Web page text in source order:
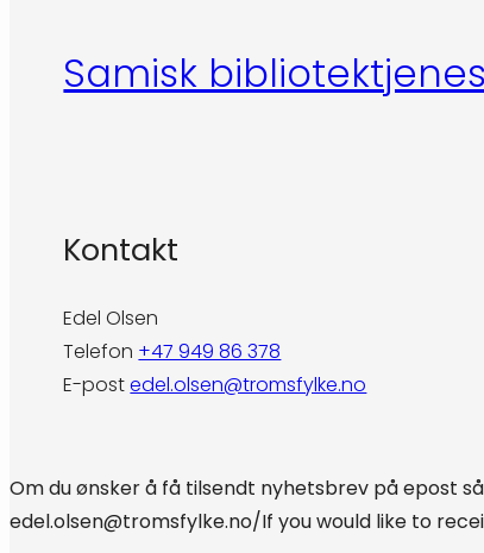
Samisk
Kontakt
Edel Olsen
Telefon +47 949 86 378
E-postedel.olsen@tromsfylke.no
Om du ønsker å få tilsendt nyhetsbrev på epost
edel.olsen@tromsfylke.no/If you would like to